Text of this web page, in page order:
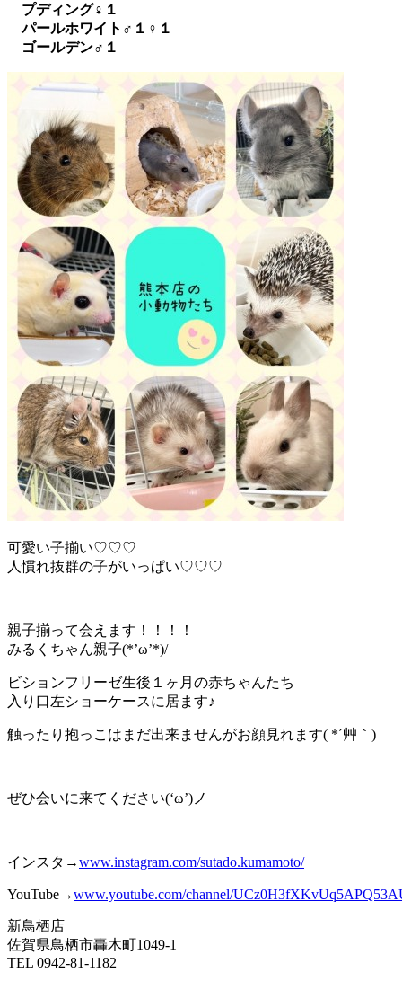
プディング♀１
パールホワイト♂１♀１
ゴールデン♂１
可愛い子揃い♡♡♡
人慣れ抜群の子がいっぱい♡♡♡
親子揃って会えます！！！！
みるくちゃん親子(*’ω’*)/
ビションフリーゼ生後１ヶ月の赤ちゃんたち
入り口左ショーケースに居ます♪
触ったり抱っこはまだ出来ませんがお顔見れます( *´艸｀)
ぜひ会いに来てください(‘ω’)ノ
インスタ→www.instagram.com/sutado.kumamoto/
YouTube→www.youtube.com/channel/UCz0H3fXKvUq5A
新鳥栖店
佐賀県鳥栖市轟木町1049-1
TEL 0942-81-1182